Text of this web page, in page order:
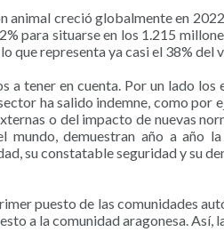
creció globalmente en
para situarse en los 1.215
que representa ya casi el 38%
tener en cuenta. Por un lado
ha salido indemne, como
o del impacto de nuevas
demuestran año a año
su constatable seguridad y su
puesto de las comunidades
a la comunidad aragonesa. Así,